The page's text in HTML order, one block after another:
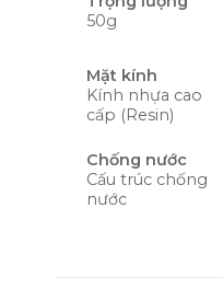
50g
Mặt kính
Kính nhựa cao
cấp (Resin)
Chống nước
Cấu trúc chống
nước